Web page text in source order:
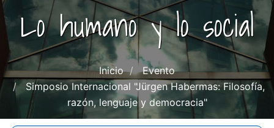
Lo humano y lo social
Inicio
Evento
Simposio Internacional "Jürgen Habermas: Filosofía,
razón, lenguaje y democracia"